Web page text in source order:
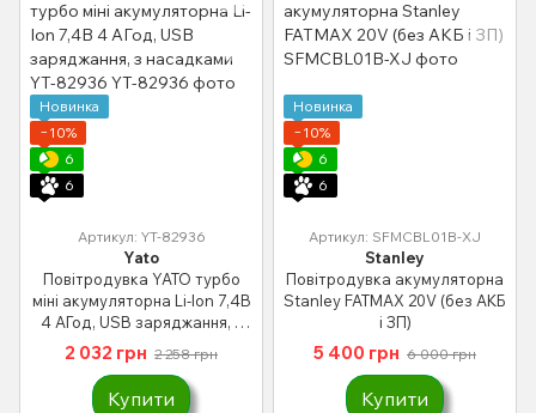
Новинка
−10%
6
6
Артикул: YT-82936
Yato
Повітродувка YATO турбо
міні акумуляторна Li-Ion 7,4В
4 АГод, USB заряджання, з
насадками YT-82936
2 032 грн 2 258 грн
Купити
Новинка
−10%
6
6
Артикул: SFMCBL01B-XJ
Stanley
Повітродувка акумуляторна
Stanley FATMAX 20V (без АКБ
і ЗП)
5 400 грн 6 000 грн
Купити